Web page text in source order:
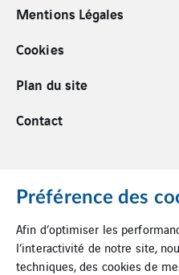
Mentions Légales
Cookies
Plan du site
Contact
Préférence des
Afin d’optimiser les
l’interactivité de notre site,
techniques, des cookies de